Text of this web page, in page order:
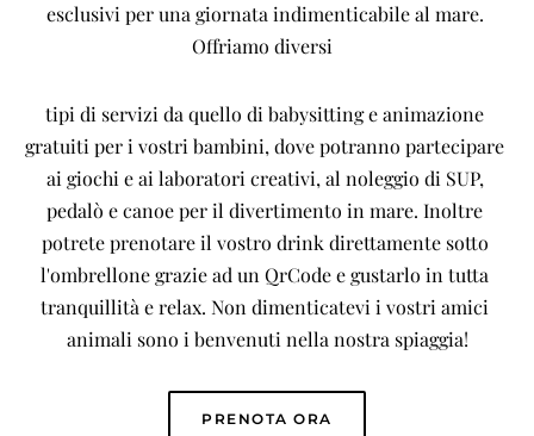
esclusivi per una giornata indimenticabile al mare.
Offriamo diversi
tipi di servizi da quello di babysitting e animazione
gratuiti per i vostri bambini, dove potranno partecipare
ai giochi e ai laboratori creativi, al noleggio di SUP,
pedalò e canoe per il divertimento in mare. Inoltre
potrete prenotare il vostro drink direttamente sotto
l'ombrellone grazie ad un QrCode e gustarlo in tutta
tranquillità e relax. Non dimenticatevi i vostri amici
animali sono i benvenuti nella nostra spiaggia!
PRENOTA ORA